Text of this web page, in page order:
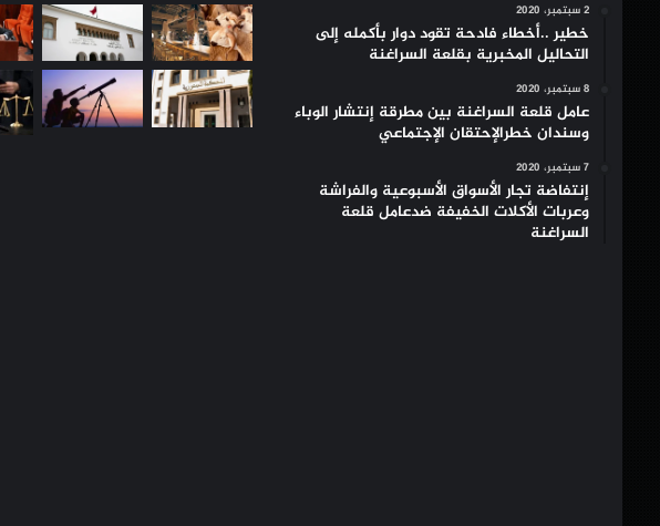
2 سبتمبر، 2020
خطير ..أخطاء فادحة تقود دوار بأكمله إلى
التحاليل المخبرية بقلعة السراغنة
8 سبتمبر، 2020
عامل قلعة السراغنة بين مطرقة إنتشار الوباء
وسندان خطرالإحتقان الإجتماعي
7 سبتمبر، 2020
إنتفاضة تجار الأسواق الأسبوعية والفراشة
وعربات الأكلات الخفيفة ضدعامل قلعة
السراغنة